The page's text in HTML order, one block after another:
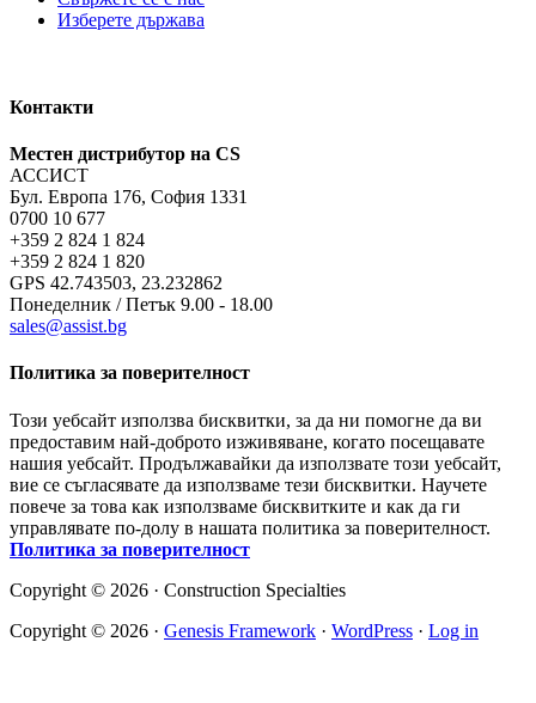
Изберете държава
Контакти
Местен дистрибутор на CS
АССИСТ
Бул. Европа 176, София 1331
0700 10 677
+359 2 824 1 824
+359 2 824 1 820
GPS 42.743503, 23.232862
Понеделник / Петък 9.00 - 18.00
sales@assist.bg
Политика за поверителност
Този уебсайт използва бисквитки, за да ни помогне да ви
предоставим най-доброто изживяване, когато посещавате
нашия уебсайт. Продължавайки да използвате този уебсайт,
вие се съгласявате да използваме тези бисквитки. Научете
повече за това как използваме бисквитките и как да ги
управлявате по-долу в нашата политика за поверителност.
Политика за поверителност
Copyright © 2026 · Construction Specialties
Copyright © 2026 · Genesis Framework · WordPress · Log in